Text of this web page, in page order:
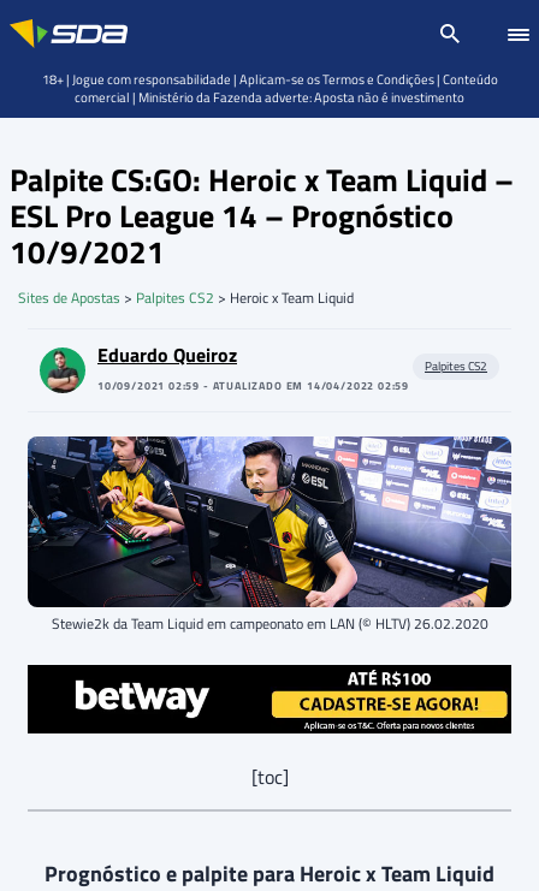
Palpite CS:GO: Heroic x Team Liquid –
ESL Pro League 14 – Prognóstico
10/9/2021
Sites de Apostas > Palpites CS2 > Heroic x Team Liquid
Eduardo Queiroz
10/09/2021 02:59 - ATUALIZADO EM 14/04/2022 02:59
Palpites CS2
Stewie2k da Team Liquid em campeonato em LAN (© HLTV) 26.02.2020
[toc]
Prognóstico e palpite para Heroic x Team Liquid
18+ | Jogue com responsabilidade | Aplicam-se os Termos e Condições | Conteúdo
comercial | Ministério da Fazenda adverte: Aposta não é investimento